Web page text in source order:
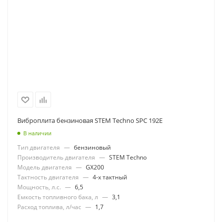
Виброплита бензиновая STEM Techno SPC 192Е
В наличии
Тип двигателя — бензиновый
Производитель двигателя — STEM Techno
Модель двигателя — GX200
Тактность двигателя — 4-х тактный
Мощность, л.с. — 6,5
Емкость топливного бака, л — 3,1
Расход топлива, л/час — 1,7